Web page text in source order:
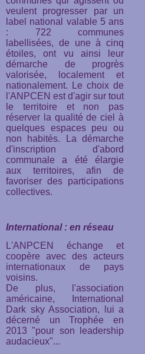
veulent progresser par un
label national valable 5 ans
: 722 communes
labellisées, de une à cinq
étoiles, ont vu ainsi leur
démarche de progrès
valorisée, localement et
nationalement. Le choix de
l'ANPCEN est d'agir sur tout
le territoire et non pas
réserver la qualité de ciel à
quelques espaces peu ou
non habités. La démarche
d'inscription d'abord
communale a été élargie
aux territoires, afin de
favoriser des participations
collectives.
International : en réseau
L'ANPCEN échange et
coopère avec des acteurs
internationaux de pays
voisins.
De plus, l'association
américaine,
International
Dark sky Association,
lui a
décerné un Trophée en
2013 "pour son leadership
audacieux"...